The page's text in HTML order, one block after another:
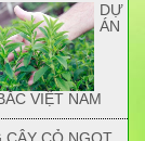
DỰ
ÁN
VIỆT NAM